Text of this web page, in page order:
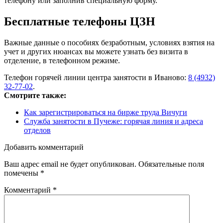
Бесплатные телефоны ЦЗН
Важные данные о пособиях безработным, условиях взятия на
учет и других нюансах вы можете узнать без визита в
отделение, в телефонном режиме.
Телефон горячей линии центра занятости в Иваново: 8 (4932)
32-77-02.
Смотрите также:
Как зарегистрироваться на бирже труда Вичуги
Служба занятости в Пучеже: горячая линия и адреса
отделов
Добавить комментарий
Ваш адрес email не будет опубликован. Обязательные поля
помечены *
Комментарий *